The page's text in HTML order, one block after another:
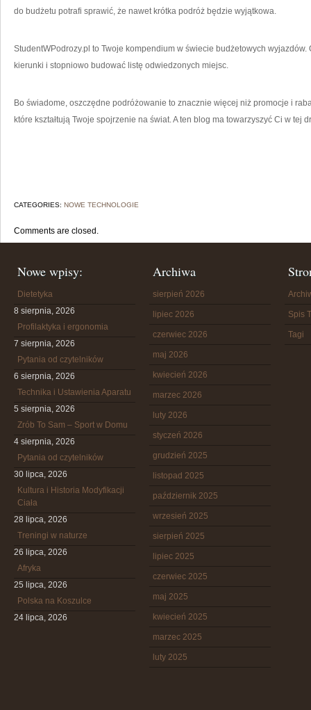
do budżetu potrafi sprawić, że nawet krótka podróż będzie wyjątkowa.
StudentWPodrozy.pl to Twoje kompendium w świecie budżetowych
kierunki i stopniowo budować listę odwiedzonych miejsc.
Bo świadome, oszczędne podróżowanie to znacznie więcej niż promocje i
które kształtują Twoje spojrzenie na świat. A ten blog ma towarzyszyć Ci w tej
CATEGORIES: NOWE TECHNOLOGIE
Comments are closed.
Nowe wpisy:
Dietetyka
8 sierpnia, 2026
Profilaktyka i ergonomia
7 sierpnia, 2026
Pytania od czytelników
6 sierpnia, 2026
Technika i Ustawienia Aparatu
5 sierpnia, 2026
Zrób To Sam – Sport w Domu
4 sierpnia, 2026
Pytania od czytelników
30 lipca, 2026
Kultura i Historia Modyfikacji
Ciała
28 lipca, 2026
Treningi w naturze
26 lipca, 2026
Afryka
25 lipca, 2026
Polska na Koszulce
24 lipca, 2026
Archiwa
sierpień 2026
lipiec 2026
czerwiec 2026
maj 2026
kwiecień 2026
marzec 2026
luty 2026
styczeń 2026
grudzień 2025
listopad 2025
październik 2025
wrzesień 2025
sierpień 2025
lipiec 2025
czerwiec 2025
maj 2025
kwiecień 2025
marzec 2025
luty 2025
Spis
Tagi